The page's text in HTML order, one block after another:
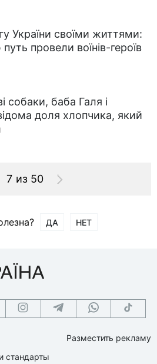
України своїми життями:
провели воїнів-героїв
собаки, баба Галя і
доля хлопчика, який
7 из 50
ДА НЕТ
стандарты
Разместить рекламу